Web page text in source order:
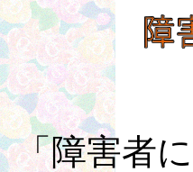
「障害者